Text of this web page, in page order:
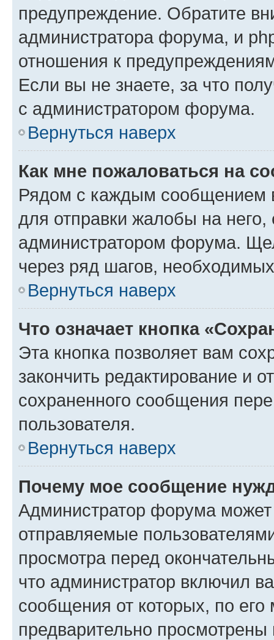
предупреждение. Обратите
администратора форума, и
отношения к
Если вы не знаете, за что
с администратором форума.
Вернуться наверх
Как мне пожаловаться на
Рядом с каждым сообщением
для отправки жалобы на
администратором форума.
через ряд шагов,
Вернуться наверх
Что означает кнопка
Эта кнопка позволяет вам
закончить редактирование и
сохраненного сообщения
пользователя.
Вернуться наверх
Почему мое сообщение
Администратор форума
отправляемые
просмотра перед
что администратор включил
сообщения от которых, по
предварительно